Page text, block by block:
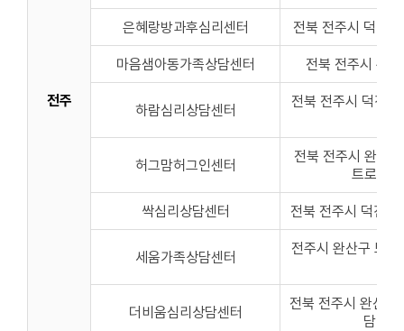
전주
은혜랑방과후심리센터 전북 전주시 덕진
마음샘아동가족상담센터 전북 전주시 완
하람심리상담센터
전북 전주시 덕진
허그맘허그인센터
전북 전주시 완산
트로 빌
싹심리상담센터 전북 전주시 덕진
세움가족상담센터
전주시 완산구 모
더비움심리상담센터
전북 전주시 완산구
담